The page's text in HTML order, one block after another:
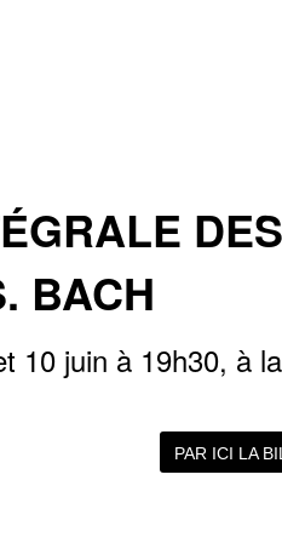
BACH
10 juin à 19h30, à
PAR ICI LA